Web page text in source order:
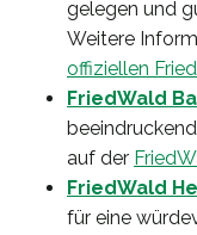
gelegen und
Weitere
offiziellen
FriedWald
auf der
FriedWald
für eine